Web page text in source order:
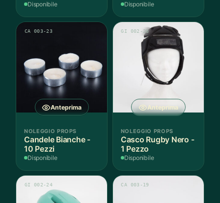
Disponibile Disponibile
Anteprima
CA 003-23
NOLEGGIO PROPS
Candele Bianche -
10 Pezzi
Disponibile
Anteprima
GI 002-28
NOLEGGIO PROPS
Casco Rugby Nero -
1 Pezzo
Disponibile
GI 002-24 CA 003-19